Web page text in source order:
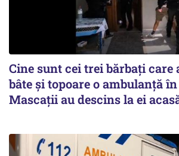
Cine sunt cei trei bărbați care
bâte și topoare o ambulanță
Mascații au descins la ei